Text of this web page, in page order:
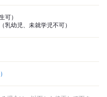
可）
乳幼児、未就学児不可）